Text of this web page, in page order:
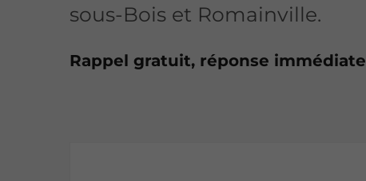
sous-Bois et Romainville.
Rappel gratuit, réponse immédiate